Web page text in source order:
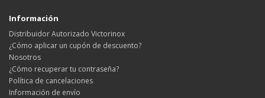
Información
Distribuidor Autorizado Victorinox
¿Cómo aplicar un cupón de descuento?
Nosotros
¿Cómo recuperar tu contraseña?
Política de cancelaciones
Información de envío